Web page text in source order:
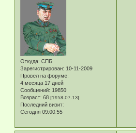
Откуда: СПБ
Зарегистрирован: 10-11-2009
Провел на форуме:
4 месяца 17 дней
Сообщений: 19850
Возраст: 68 [1958-07-13]
Последний визит:
Сегодня 09:00:55